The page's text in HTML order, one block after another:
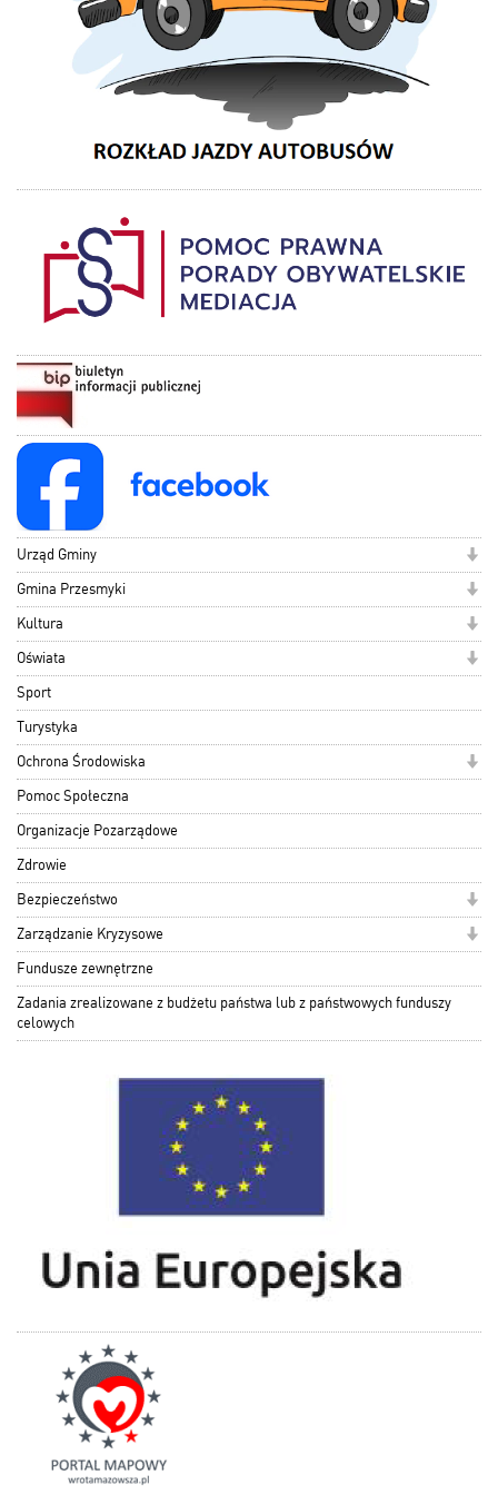
Urząd Gminy
Gmina Przesmyki
Kultura
Oświata
Sport
Turystyka
Ochrona Środowiska
Pomoc Społeczna
Organizacje Pozarządowe
Zdrowie
Bezpieczeństwo
Zarządzanie Kryzysowe
Fundusze zewnętrzne
Zadania zrealizowane z budżetu państwa lub z państwowych funduszy
celowych